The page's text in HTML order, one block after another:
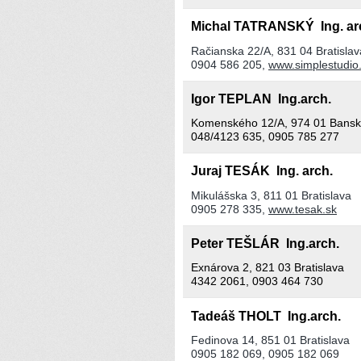
Michal TATRANSKÝ Ing.
Račianska 22/A, 831 04
0904 586 205,
Igor TEPLAN Ing.arch.
Komenského 12/A, 974 01
048/4123 635, 0905 785 277
Juraj TESÁK Ing. arch.
Mikulášska 3, 811 01 Bratislava
0905 278 335, www.tesak.sk
Peter TEŠLÁR Ing.arch.
Exnárova 2, 821 03 Bratislava
4342 2061, 0903 464 730
Tadeáš THOLT Ing.arch.
Fedinova 14, 851 01 Bratislava
0905 182 069, 0905 182 069